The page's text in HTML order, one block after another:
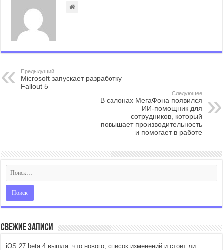
Предыдущий
Microsoft запускает разработку
Fallout 5
Следующее
В салонах МегаФона появился
ИИ-помощник для
сотрудников, который
повышает производительность
и помогает в работе
Свежие записи
iOS 27 beta 4 вышла: что нового, список изменений и стоит ли